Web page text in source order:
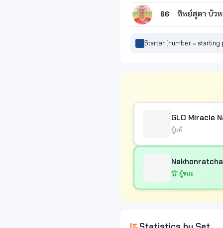
66 ทิพย์สุดา บัว
Starter (number = starting
GLO Miracle
ผู้แพ้
🏆 ผู้ชนะ